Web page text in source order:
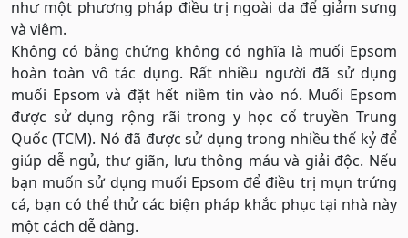
như một phương pháp điều trị ngoài da để giảm sưng
và viêm.
Không có bằng chứng không có nghĩa là muối Epsom
hoàn toàn vô tác dụng. Rất nhiều người đã sử dụng
muối Epsom và đặt hết niềm tin vào nó. Muối Epsom
được sử dụng rộng rãi trong y học cổ truyền Trung
Quốc (TCM). Nó đã được sử dụng trong nhiều thế kỷ để
giúp dễ ngủ, thư giãn, lưu thông máu và giải độc. Nếu
bạn muốn sử dụng muối Epsom để điều trị mụn trứng
cá, bạn có thể thử các biện pháp khắc phục tại nhà này
một cách dễ dàng.